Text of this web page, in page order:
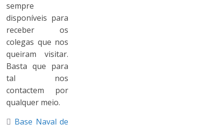
sempre
disponíveis para
receber os
colegas que nos
queiram visitar.
Basta que para
tal nos
contactem por
qualquer meio.
Base Naval de